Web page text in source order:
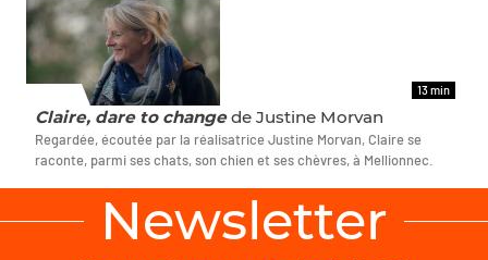
13 min
Claire, dare to changede Justine Morvan
Regardée, écoutée par la réalisatrice Justine Morvan, Claire se
raconte, parmi ses chats, son chien et ses chèvres, à Mellionnec.
Newsletter